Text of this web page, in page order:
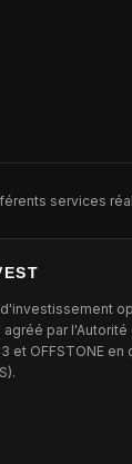
services
par
et OFFSTONE